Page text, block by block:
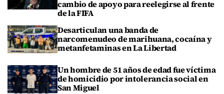
cambio de apoyo para reelegirse al frente
de la FIFA
Desarticulan una banda de
narcomenudeo de marihuana, cocaína y
metanfetaminas en La Libertad
Un hombre de 51 años de edad fue víctima
de homicidio por intolerancia social en
San Miguel